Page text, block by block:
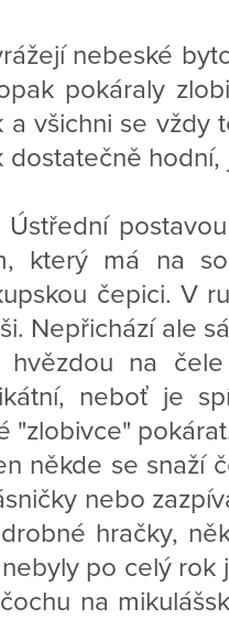
nebeské
pokáraly
všichni se vždy
hodní,
který má na
čepici. V
Nepřichází ale
hvězdou na
neboť je
"zlobivce"
někde se snaží
nebo
hračky,
po celý rok
na